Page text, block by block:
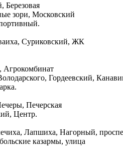
Березовая
зори, Московский
Суриковский, ЖК
Агрокомбинат
Гордеевский,
Печерская
Центр.
Лапшиха, Нагорный,
казармы, улица